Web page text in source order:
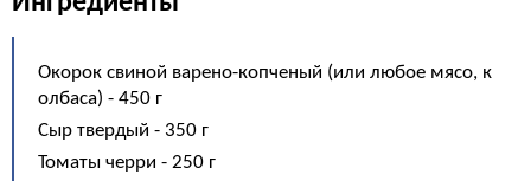
Окорок свиной варено-копченый (или любое мясо, к
олбаса) - 450 г
Сыр твердый - 350 г
Томаты черри - 250 г